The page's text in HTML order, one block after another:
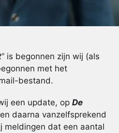
” is begonnen zijn wij (als
met het
bestand.
een update, op De
daarna vanzelfsprekend
meldingen dat een aantal